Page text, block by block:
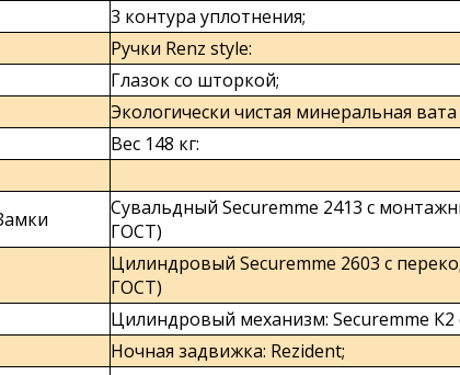
3 контура уплотнения;
Ручки Renz style:
Глазок со шторкой;
Экологически чистая минеральная
Вес 148 кг:
Сувальдный Securemme 2413 с
ГОСТ)
Цилиндровый Securemme 2603 с
ГОСТ)
Цилиндровый механизм: Securemme К2
Ночная задвижка: Rezident;